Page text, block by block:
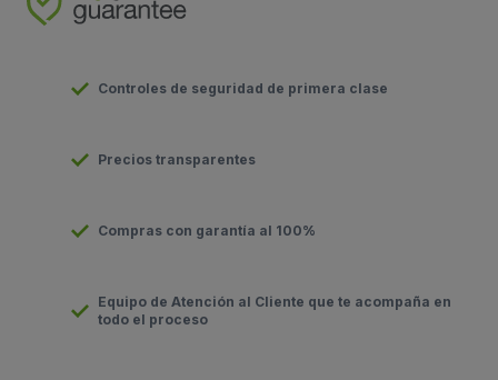
Controles de seguridad de primera clase
Precios transparentes
Compras con garantía al 100%
Equipo de Atención al Cliente que te acompaña en
todo el proceso